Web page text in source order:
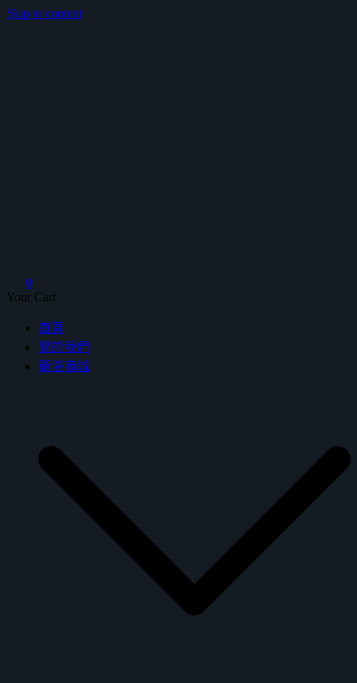
Skip to content
0
Your Cart
首頁
關於我們
衛浴商城